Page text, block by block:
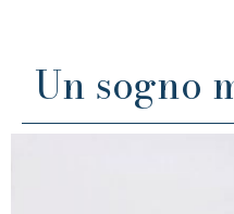
Un sogno